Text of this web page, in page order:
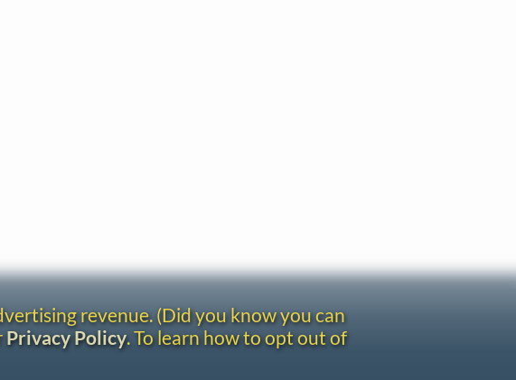
revenue. (Did you know you can
Privacy Policy. To learn how to opt out of